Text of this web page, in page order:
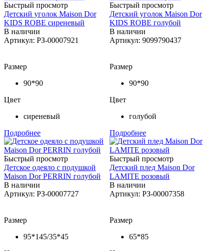
Быстрый просмотр
Детский уголок Maison Dor
KIDS ROBE сиреневый
В наличии
Артикул: РЗ-00007921
Размер
90*90
Цвет
сиреневый
Подробнее
Быстрый просмотр
Детский уголок Maison Dor
KIDS ROBE голубой
В наличии
Артикул: 9099790437
Размер
90*90
Цвет
голубой
Подробнее
Быстрый просмотр
Детское одеяло с подушкой
Maison Dor PERRIN голубой
В наличии
Артикул: РЗ-00007727
Размер
95*145/35*45
Быстрый просмотр
Детский плед Maison Dor
LAMITE розовый
В наличии
Артикул: РЗ-00007358
Размер
65*85